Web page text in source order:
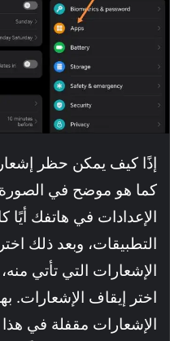
إذًا كيف يمكن حظر
كما هو موضح في الصورة
الإعدادات في هاتفك
التطبيقات، وبعد ذلك
الإشعارات التي تأتي
اختر إيقاف الإشعارات.
الإشعارات مقفلة في هذا